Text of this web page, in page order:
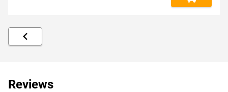
Reviews